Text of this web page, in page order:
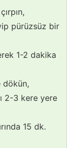
pürüzsüz bir
1-2 dakika
dökün,
2-3 kere yere
15 dk.